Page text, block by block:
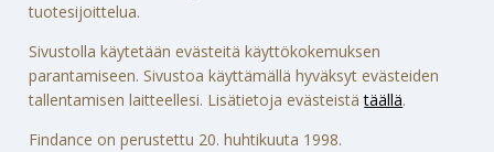
tuotesijoittelua.
Sivustolla käytetään evästeitä käyttökokemuksen
parantamiseen. Sivustoa käyttämällä hyväksyt evästeiden
tallentamisen laitteellesi. Lisätietoja evästeistätäällä.
Findance on perustettu 20. huhtikuuta 1998.